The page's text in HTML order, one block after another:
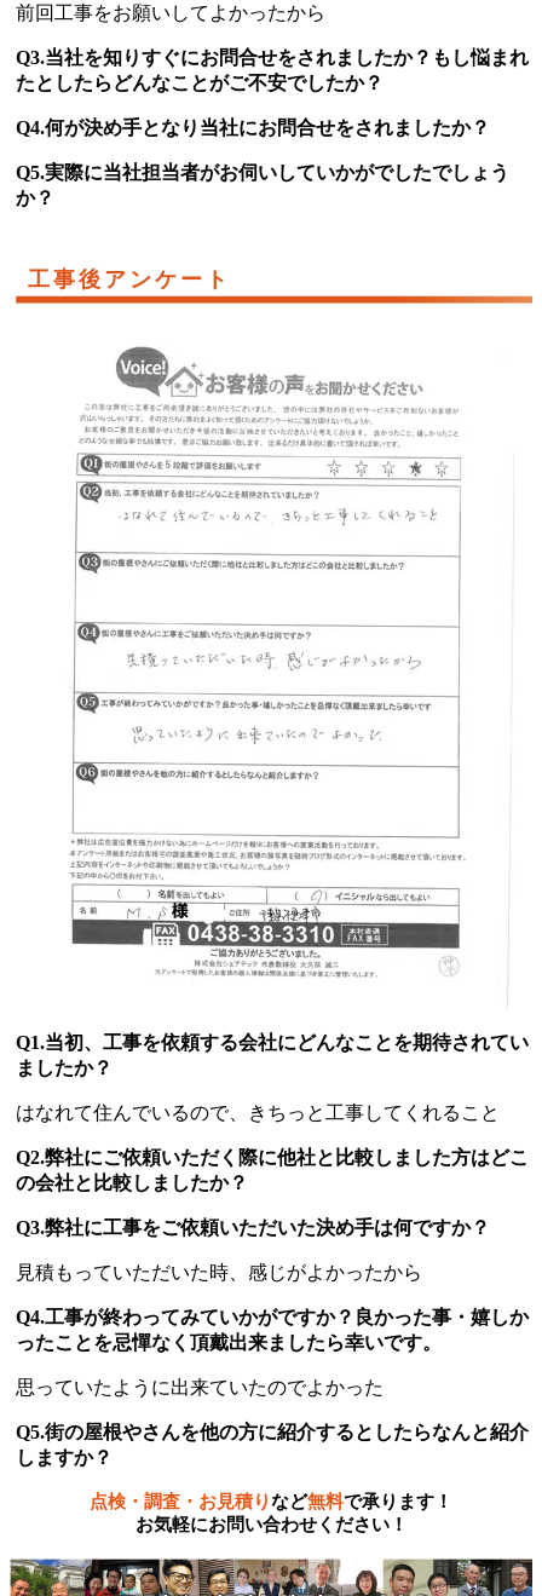
前回工事をお願いしてよかったから
Q3.当社を知りすぐにお問合せをされましたか？もし悩まれ
たとしたらどんなことがご不安でしたか？
Q4.何が決め手となり当社にお問合せをされましたか？
Q5.実際に当社担当者がお伺いしていかがでしたでしょう
か？
工事後アンケート
Q1.当初、工事を依頼する会社にどんなことを期待されてい
ましたか？
はなれて住んでいるので、きちっと工事してくれること
Q2.弊社にご依頼いただく際に他社と比較しました方はどこ
の会社と比較しましたか？
Q3.弊社に工事をご依頼いただいた決め手は何ですか？
見積もっていただいた時、感じがよかったから
Q4.工事が終わってみていかがですか？良かった事・嬉しか
ったことを忌憚なく頂戴出来ましたら幸いです。
思っていたように出来ていたのでよかった
Q5.街の屋根やさんを他の方に紹介するとしたらなんと紹介
しますか？
点検・調査・お見積りなど無料で承ります！
お気軽にお問い合わせください！